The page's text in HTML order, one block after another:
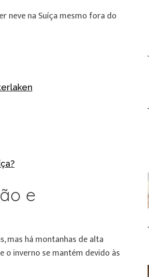
neve na Suíça mesmo fora do
e
mas há montanhas de alta
o inverno se mantém devido às